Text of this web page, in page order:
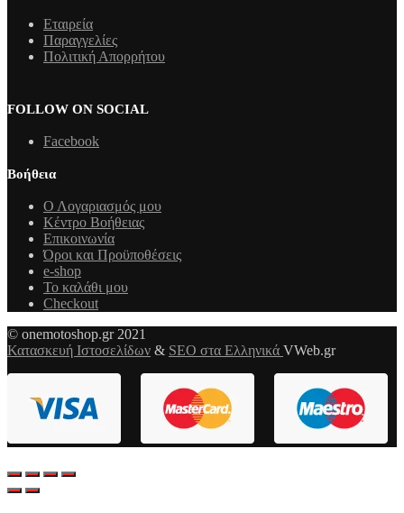
Εταιρεία
Παραγγελίες
Πολιτική Απορρήτου
FOLLOW ON SOCIAL
Facebook
Βοήθεια
Ο Λογαριασμός μου
Κέντρο Βοήθειας
Επικοινωνία
Όροι και Προϋποθέσεις
e-shop
Το καλάθι μου
Checkout
© onemotoshop.gr 2021
Κατασκευή Ιστοσελίδων & SEO στα Ελληνικά VWeb.gr